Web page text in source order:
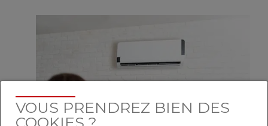
VOUS PRENDREZ BIEN DES
COOKIES ?